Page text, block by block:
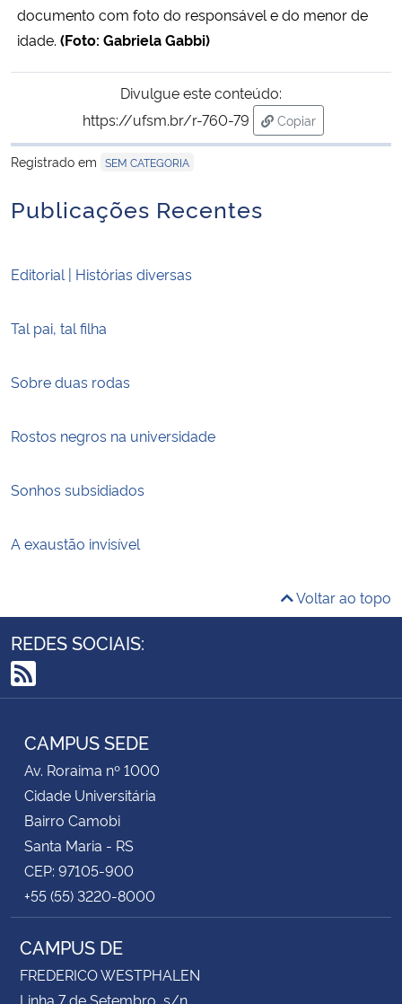
documento com foto do responsável e do menor de
idade. (Foto: Gabriela Gabbi)
Divulgue este conteúdo:
https://ufsm.br/r-760-79
Copiar
para área de
Registrado em SEM CATEGORIA
Publicações Recentes
Editorial | Histórias diversas
Tal pai, tal filha
Sobre duas rodas
Rostos negros na universidade
Sonhos subsidiados
A exaustão invisível
Voltar ao topo
REDES SOCIAIS:
RSS
CAMPUS SEDE
Av. Roraima nº 1000
Cidade Universitária
Bairro Camobi
Santa Maria - RS
CEP: 97105-900
+55 (55) 3220-8000
CAMPUS DE
FREDERICO WESTPHALEN
Linha 7 de Setembro, s/n